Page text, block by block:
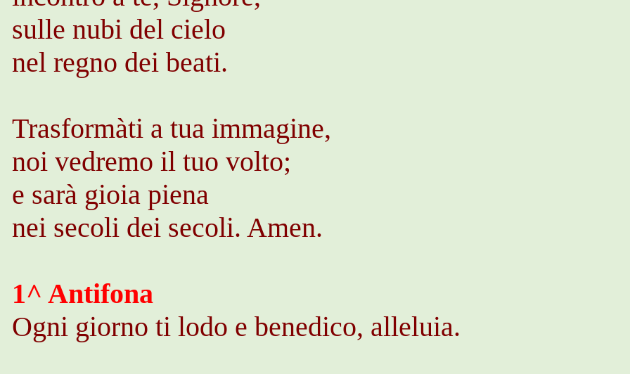
sulle nubi del cielo
nel regno dei beati.
Trasformàti a tua immagine,
noi vedremo il tuo volto;
e sarà gioia piena
nei secoli dei secoli. Amen.
1^ Antifona
Ogni giorno ti lodo e benedico, alleluia.